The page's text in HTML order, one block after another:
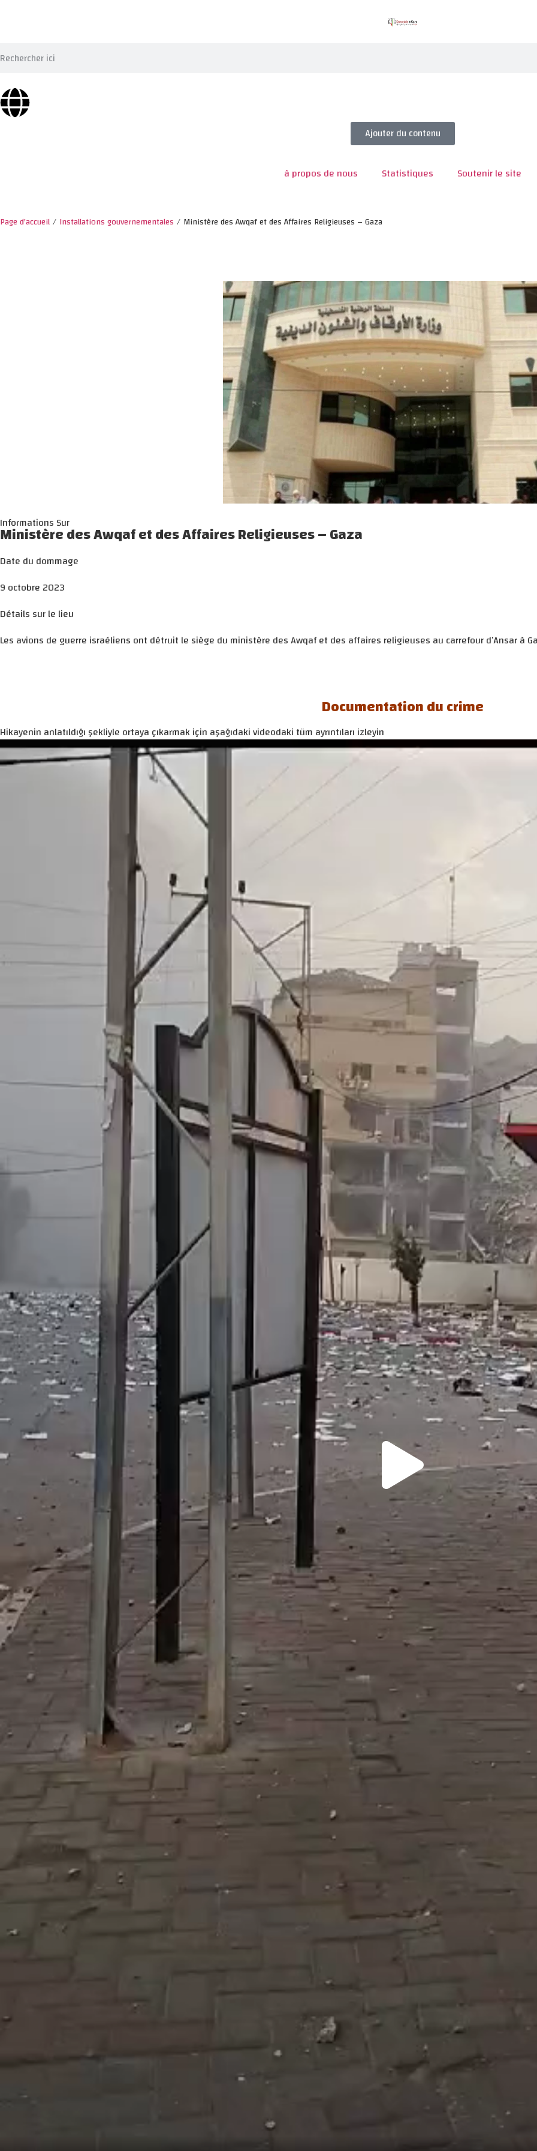
Ajouter du contenu
à propos de nous Statistiques Soutenir le site
Page d'accueil/ Installations gouvernementales / Ministère des Awqaf et des Affaires Religieuses – Gaza
Informations Sur
Ministère des Awqaf et des Affaires Religieuses – Gaza
Date du dommage
9 octobre 2023
Détails sur le lieu
Les avions de guerre israéliens ont détruit le siège du ministère des Awqaf et des affaires religieuses au carrefour d’Ansar à
Documentation du crime
Hikayenin anlatıldığı şekliyle ortaya çıkarmak için aşağıdaki videodaki tüm ayrıntıları izleyin